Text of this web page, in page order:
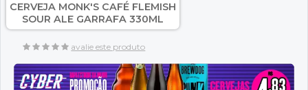
CERVEJA MONK'S CAFÉ FLEMISH
SOUR ALE GARRAFA 330ML
avalie este produto